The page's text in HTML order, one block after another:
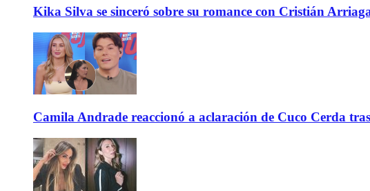
Kika Silva se sinceró sobre su romance con Cristián
Camila Andrade reaccionó a aclaración de Cuco Cerda